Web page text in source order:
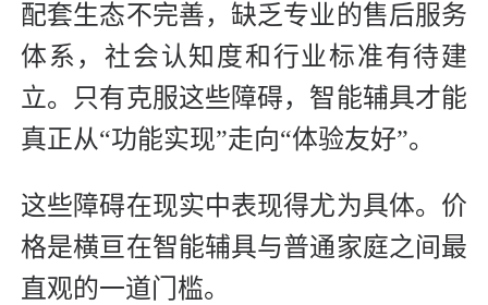
配套生态不完善，缺乏专业的售后服务
体系，社会认知度和行业标准有待建
立。只有克服这些障碍，智能辅具才能
真正从“功能实现”走向“体验友好”。
这些障碍在现实中表现得尤为具体。价
格是横亘在智能辅具与普通家庭之间最
直观的一道门槛。